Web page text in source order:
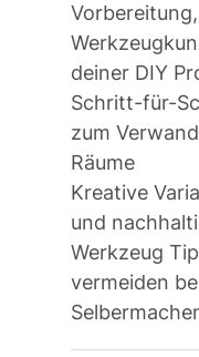
Vorbereitung,
deiner DIY
Schritt-für-
zum
Räume
Kreative
und
Werkzeug
vermeiden